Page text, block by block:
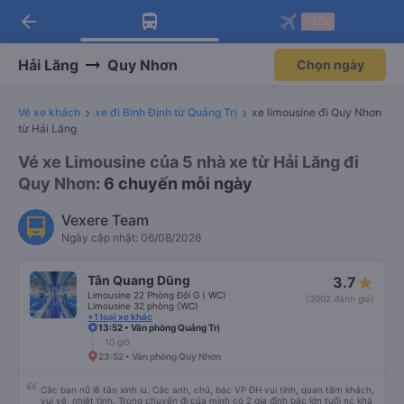
Tải app Vexere ngay!
Nhận ưu đãi thành viên độc
Mở app
Tải app Vexere
-30k/ghế khi đặt vé máy bay qua
Mở app
arrow_back
Hải Lăng Quy Nhơn Chọn ngày
Vé xe khách xe đi Bình Định từ Quảng Trị
xe limousine đi Quy Nhơn
từ Hải Lăng
Vé xe Limousine của 5 nhà xe từ Hải Lăng đi
Quy Nhơn: 6 chuyến mỗi ngày
Vexere Team
Ngày cập nhật: 06/08/2026
Tân Quang Dũng
Limousine 22 Phòng Đôi G ( WC)
Limousine 32 phòng (WC)
+1 loại xe khác
3.7
(3002 đánh giá)
13:52 • Văn phòng Quảng Trị
10 giờ
23:52 • Văn phòng Quy Nhơn
Các bạn nữ lễ tân xinh iu. Các anh, chú, bác VP ĐH vui tính, quan tâm khách,
vui vẻ, nhiệt tình. Trong chuyến đi của mình có 2 gia đình bác lớn tuổi nc khá